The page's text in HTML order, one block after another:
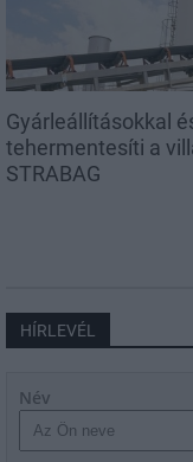
Gyárleállításokkal
tehermentesíti a
STRABAG
HÍRLEVÉL
Név